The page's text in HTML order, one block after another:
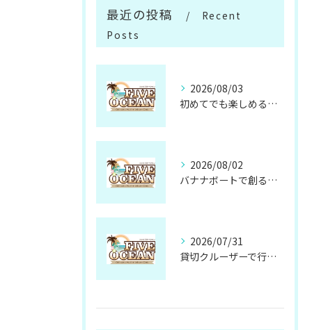
最近の投稿
Recent
Posts
2026/08/03
初めてでも楽しめるサップ体験の魅力と準備方法
2026/08/02
バナナボートで創る忘れられない仲間との思い出
2026/07/31
貸切クルーザーで行く無人島の魅力と楽しみ方